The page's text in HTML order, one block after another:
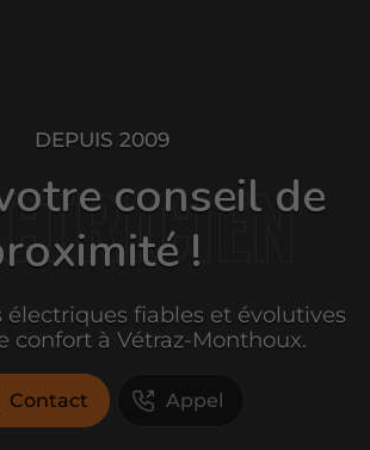
DEPUIS 2009
conseil de
!
électriques fiables et évolutives
confort à Vétraz-Monthoux.
Contact Appel